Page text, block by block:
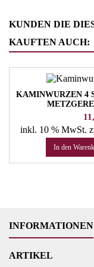
KUNDEN DIE
KAUFTEN AUCH:
KAMINWURZEN 4
inkl. 10 % MwSt.
In den
INFORMATIONEN
ARTIKEL